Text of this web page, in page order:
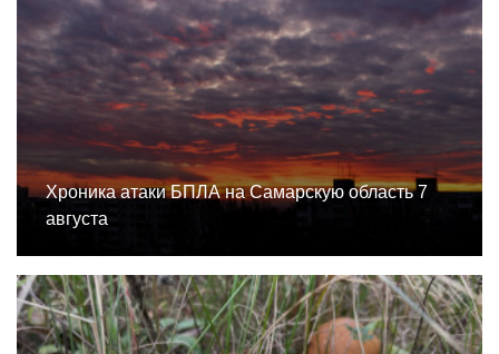
Хроника атаки БПЛА на Самарскую область 7
августа